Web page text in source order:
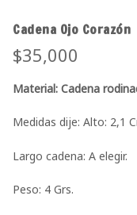
Cadena Ojo Corazón
$35,000
Material: Cadena
Medidas dije: Alto: 2,1
Largo cadena: A elegir.
Peso: 4 Grs.